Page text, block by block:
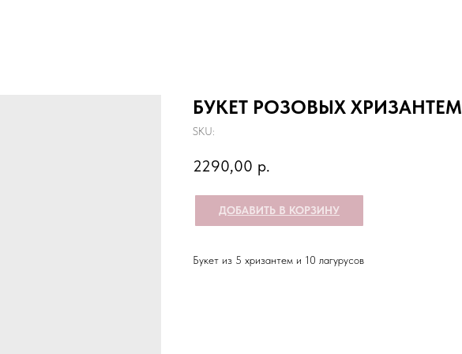
БУКЕТ РОЗОВЫХ ХРИЗАНТЕМ
SKU:
2290,00 р.
ДОБАВИТЬ В КОРЗИНУ
Букет из 5 хризантем и 10 лагурусов